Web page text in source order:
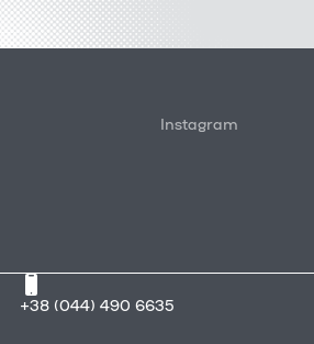
Instagram
+38 (044) 490 6635